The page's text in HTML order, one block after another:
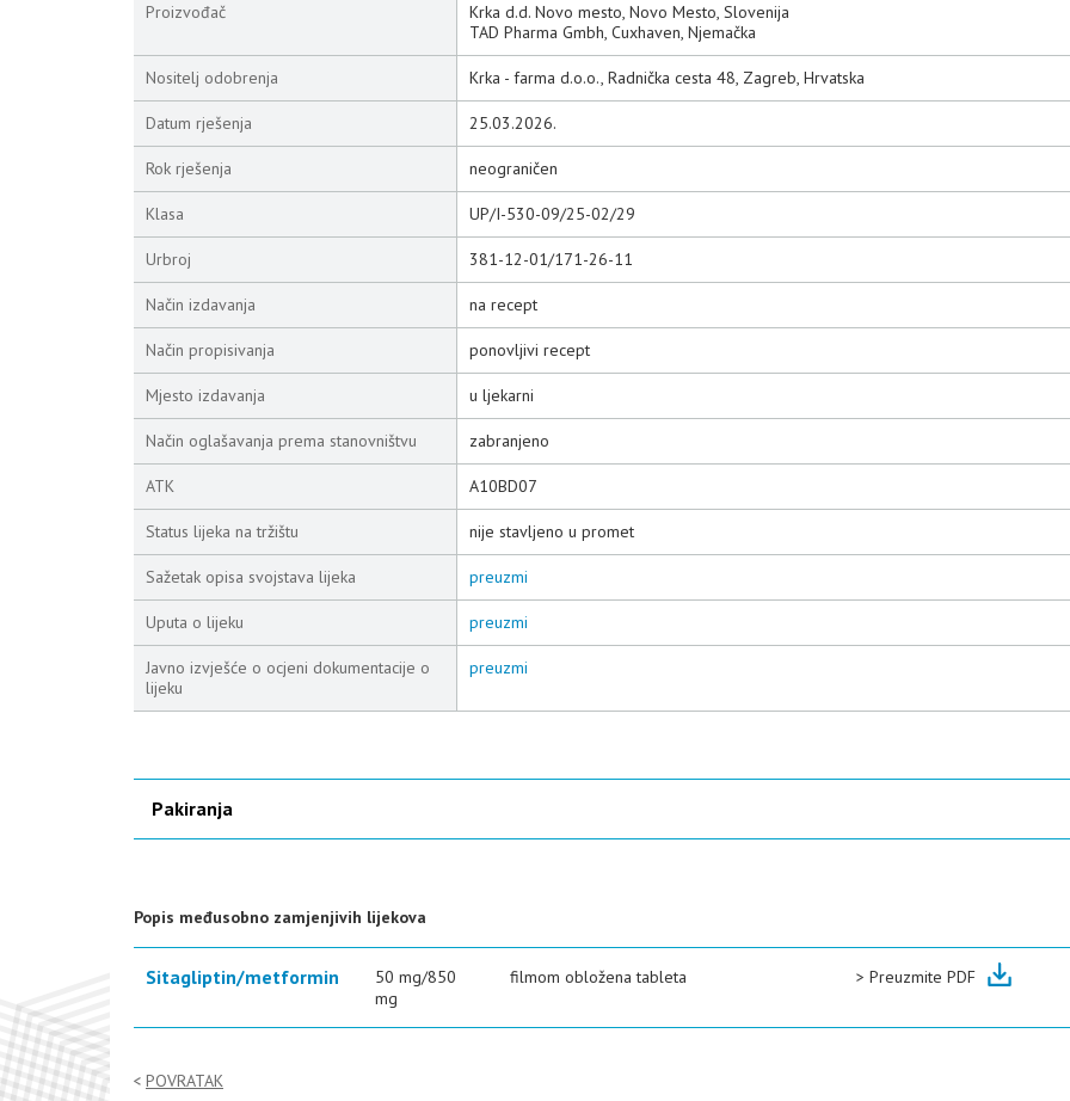
Proizvođač
Krka d.d. Novo mesto, Novo Mesto, Slovenija
TAD Pharma Gmbh, Cuxhaven, Njemačka
Nositelj odobrenja Krka - farma d.o.o., Radnička cesta 48, Zagreb, Hrvatska
Datum rješenja 25.03.2026.
Rok rješenja neograničen
Klasa UP/I-530-09/25-02/29
Urbroj 381-12-01/171-26-11
Način izdavanja na recept
Način propisivanja ponovljivi recept
Mjesto izdavanja u ljekarni
Način oglašavanja prema stanovništvu zabranjeno
ATK A10BD07
Status lijeka na tržištu nije stavljeno u promet
Sažetak opisa svojstava lijeka preuzmi
Uputa o lijeku preuzmi
Javno izvješće o ocjeni dokumentacije o
lijeku
preuzmi
Pakiranja
Popis međusobno zamjenjivih lijekova
Sitagliptin/metformin
50 mg/850
mg
filmom obložena tableta > Preuzmite PDF
POVRATAK